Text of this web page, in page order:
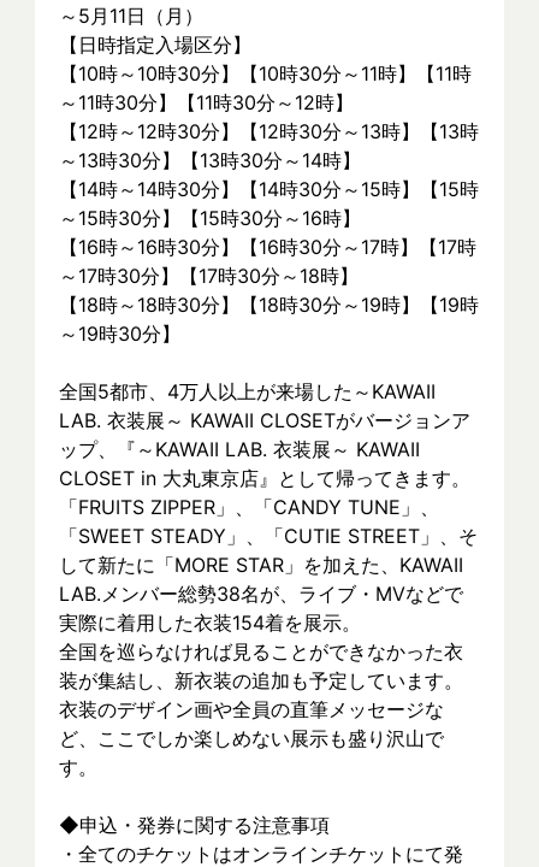
～5月11日（月）
【日時指定入場区分】
【10時～10時30分】【10時30分～11時】【11時
～11時30分】【11時30分～12時】
【12時～12時30分】【12時30分～13時】【13時
～13時30分】【13時30分～14時】
【14時～14時30分】【14時30分～15時】【15時
～15時30分】【15時30分～16時】
【16時～16時30分】【16時30分～17時】【17時
～17時30分】【17時30分～18時】
【18時～18時30分】【18時30分～19時】【19時
～19時30分】
全国5都市、4万⼈以上が来場した～KAWAII
LAB. 衣装展～ KAWAII CLOSETがバージョンア
ップ、『～KAWAII LAB. 衣装展～ KAWAII
CLOSET in 大丸東京店』として帰ってきます。
「FRUITS ZIPPER」、「CANDY TUNE」、
「SWEET STEADY」、「CUTIE STREET」、そ
して新たに「MORE STAR」を加えた、KAWAII
LAB.メンバー総勢38名が、ライブ・MVなどで
実際に着⽤した衣装154着を展示。
全国を巡らなければ見ることができなかった衣
装が集結し、新⾐装の追加も予定しています。
衣装のデザイン画や全員の直筆メッセージな
ど、ここでしか楽しめない展示も盛り沢山で
す。
◆申込・発券に関する注意事項
・全てのチケットはオンラインチケットにて発